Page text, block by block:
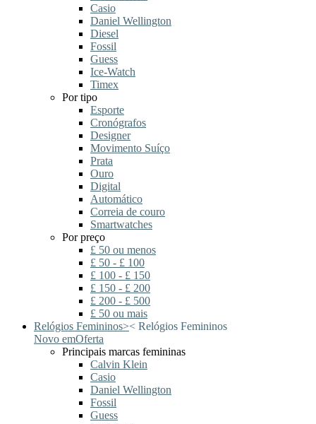
Casio
Daniel Wellington
Diesel
Fossil
Guess
Ice-Watch
Timex
Por tipo
Esporte
Cronógrafos
Designer
Movimento Suíço
Prata
Ouro
Digital
Automático
Correia de couro
Smartwatches
Por preço
£ 50 ou menos
£ 50 - £ 100
£ 100 - £ 150
£ 150 - £ 200
£ 200 - £ 500
£ 50 ou mais
Relógios Femininos>< Relógios Femininos
Novo emOferta
Principais marcas femininas
Calvin Klein
Casio
Daniel Wellington
Fossil
Guess